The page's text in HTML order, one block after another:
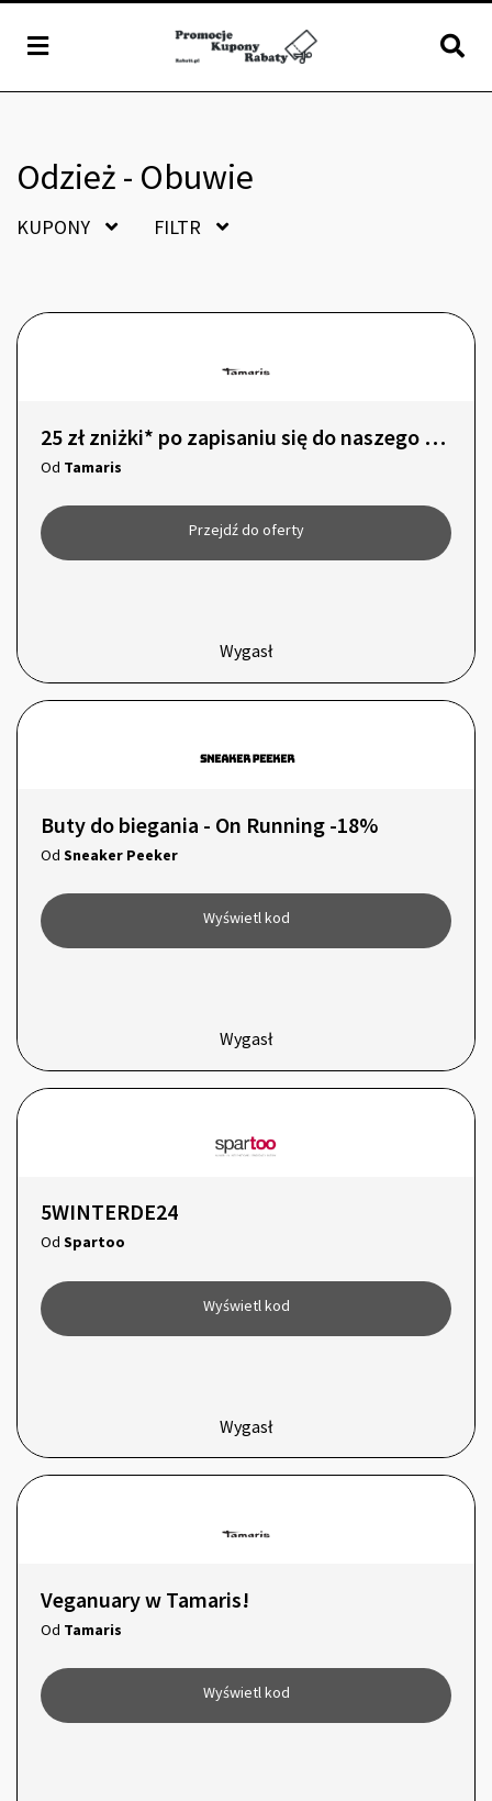
Odzież - Obuwie
KUPONY FILTR
25 zł zniżki* po zapisaniu się do naszego newslettera!
Od Tamaris
Przejdź do oferty
Wygasł
Buty do biegania - On Running -18%
Od Sneaker Peeker
Wyświetl kod
Wygasł
5WINTERDE24
Od Spartoo
Wyświetl kod
Wygasł
Veganuary w Tamaris!
Od Tamaris
Wyświetl kod